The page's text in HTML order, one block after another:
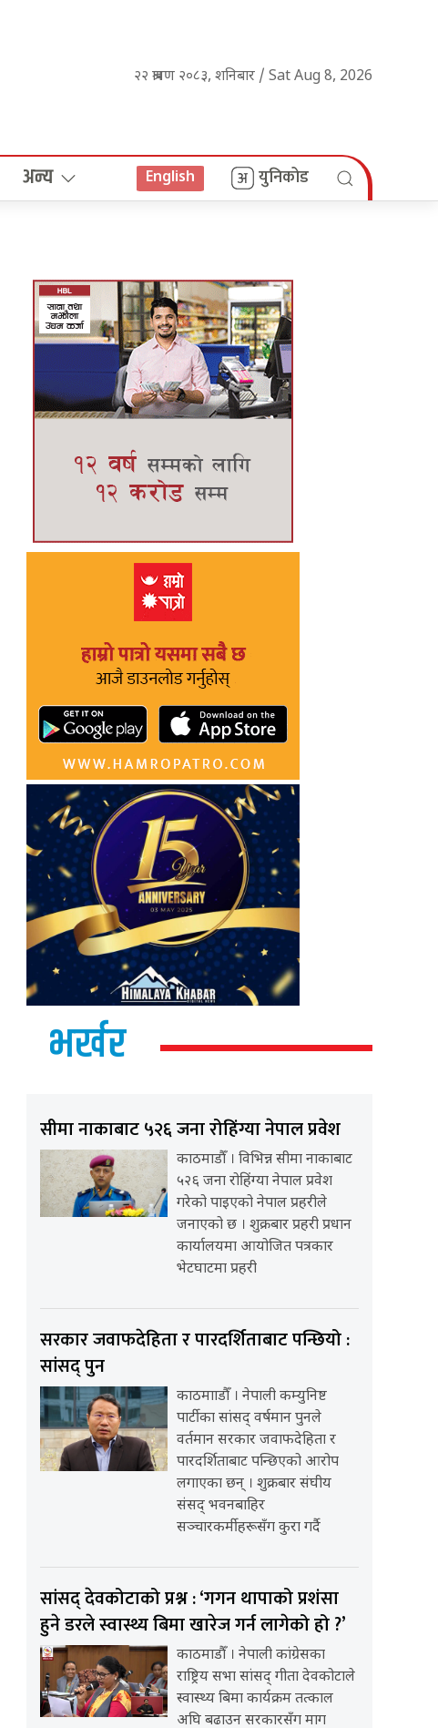
२२ श्रावण २०८३, शनिबार / Sat Aug 8, 2026
अन्य English युनिकोड
भर्खर
सीमा नाकाबाट ५२६ जना रोहिंग्या नेपाल प्रवेश
काठमाडौँ । विभिन्न सीमा नाकाबाट
५२६ जना रोहिंग्या नेपाल प्रवेश
गरेको पाइएको नेपाल प्रहरीले
जनाएको छ । शुक्रबार प्रहरी प्रधान
कार्यालयमा आयोजित पत्रकार
भेटघाटमा प्रहरी
सरकार जवाफदेहिता र पारदर्शिताबाट पन्छियो :
सांसद् पुन
काठमााडौँ । नेपाली कम्युनिष्ट
पार्टीका सांसद् वर्षमान पुनले
वर्तमान सरकार जवाफदेहिता र
पारदर्शिताबाट पन्छिएको आरोप
लगाएका छन् । शुक्रबार संघीय
संसद् भवनबाहिर
सञ्चारकर्मीहरूसँग कुरा गर्दै
सांसद् देवकोटाको प्रश्न : ‘गगन थापाको प्रशंसा
हुने डरले स्वास्थ्य बिमा खारेज गर्न लागेको हो ?’
काठमाडौँ । नेपाली कांग्रेसका
राष्ट्रिय सभा सांसद् गीता देवकोटाले
स्वास्थ्य बिमा कार्यक्रम तत्काल
अघि बढाउन सरकारसँग माग